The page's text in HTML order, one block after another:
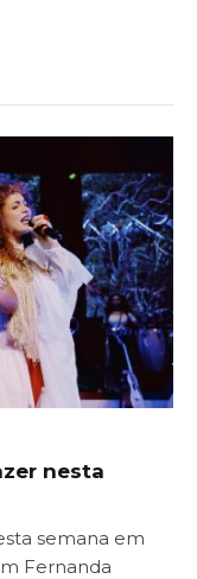
nesta
semana em
Fernanda